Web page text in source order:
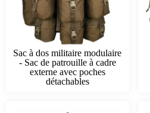
Sac à dos militaire modulaire
- Sac de patrouille à cadre
externe avec poches
détachables